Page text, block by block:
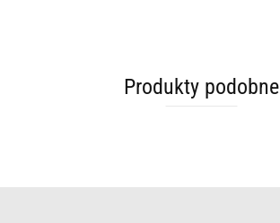
Produkty podobne